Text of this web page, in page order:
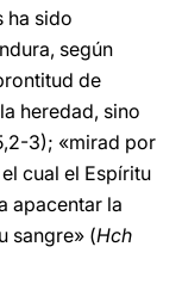
ha sido
según
de
heredad, sino
3); «mirad por
cual el Espíritu
apacentar la
sangre» (Hch